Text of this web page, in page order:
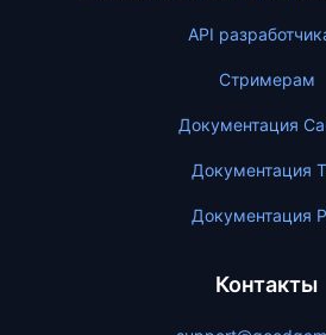
API
Стримерам
Документация
Документация
Документация
Контакты